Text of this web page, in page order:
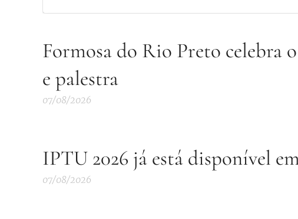
Formosa do Rio Preto celebra
e palestra
07/08/2026
IPTU 2026 já está disponível
07/08/2026